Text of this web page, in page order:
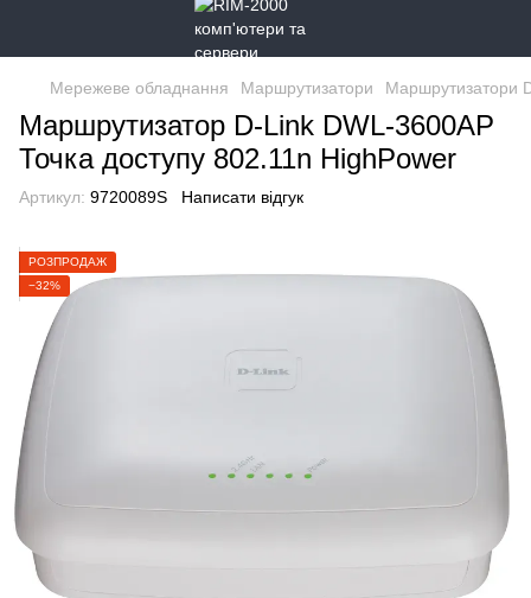
Мережеве обладнання Маршрутизатори Маршрутизатори
Маршрутизатор D-Link DWL-3600AP
Точка доступу 802.11n HighPower
Артикул: 9720089S Написати відгук
РОЗПРОДАЖ
−32%